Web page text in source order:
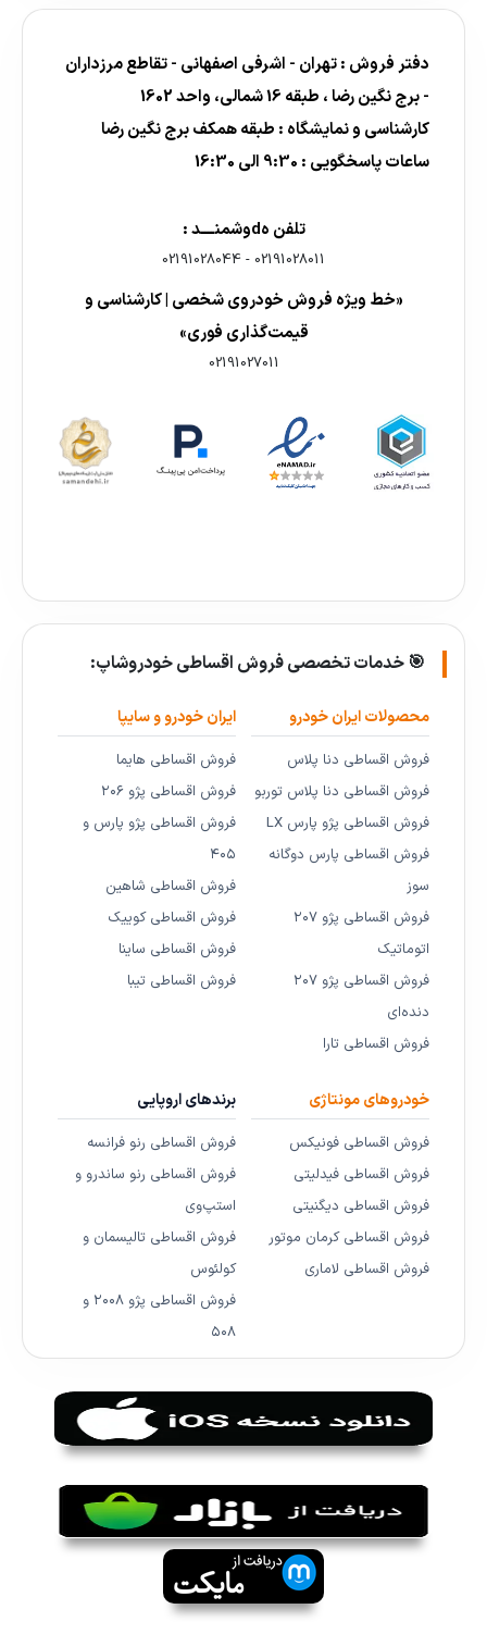
دفتر فروش : تهران - اشرفی اصفهانی - تقاطع مرزداران
- برج نگین رضا ، طبقه 16 شمالی، واحد 1602
کارشناسی و نمایشگاه : طبقه همکف برج نگین رضا
ساعات پاسخگویی : 9:30 الی 16:30
تلفن هdوشمنــــد :
02191028011
-
02191028044
«خط ویژه فروش خودروی شخصی | کارشناسی و
قیمت‌گذاری فوری»
02191027011
🎯 خدمات تخصصی فروش اقساطی خودروشاپ:
محصولات ایران خودرو
فروش اقساطی دنا پلاس
فروش اقساطی دنا پلاس توربو
فروش اقساطی پژو پارس LX
فروش اقساطی پارس دوگانه
سوز
فروش اقساطی پژو ۲۰۷
اتوماتیک
فروش اقساطی پژو ۲۰۷
دنده‌ای
فروش اقساطی تارا
ایران خودرو و سایپا
فروش اقساطی هایما
فروش اقساطی پژو ۲۰۶
فروش اقساطی پژو پارس و
۴۰۵
فروش اقساطی شاهین
فروش اقساطی کوییک
فروش اقساطی ساینا
فروش اقساطی تیبا
خودروهای مونتاژی
فروش اقساطی فونیکس
فروش اقساطی فیدلیتی
فروش اقساطی دیگنیتی
فروش اقساطی کرمان موتور
فروش اقساطی لاماری
برندهای اروپایی
فروش اقساطی رنو فرانسه
فروش اقساطی رنو ساندرو و
استپ‌وی
فروش اقساطی تالیسمان و
کولئوس
فروش اقساطی پژو ۲۰۰۸ و
۵۰۸